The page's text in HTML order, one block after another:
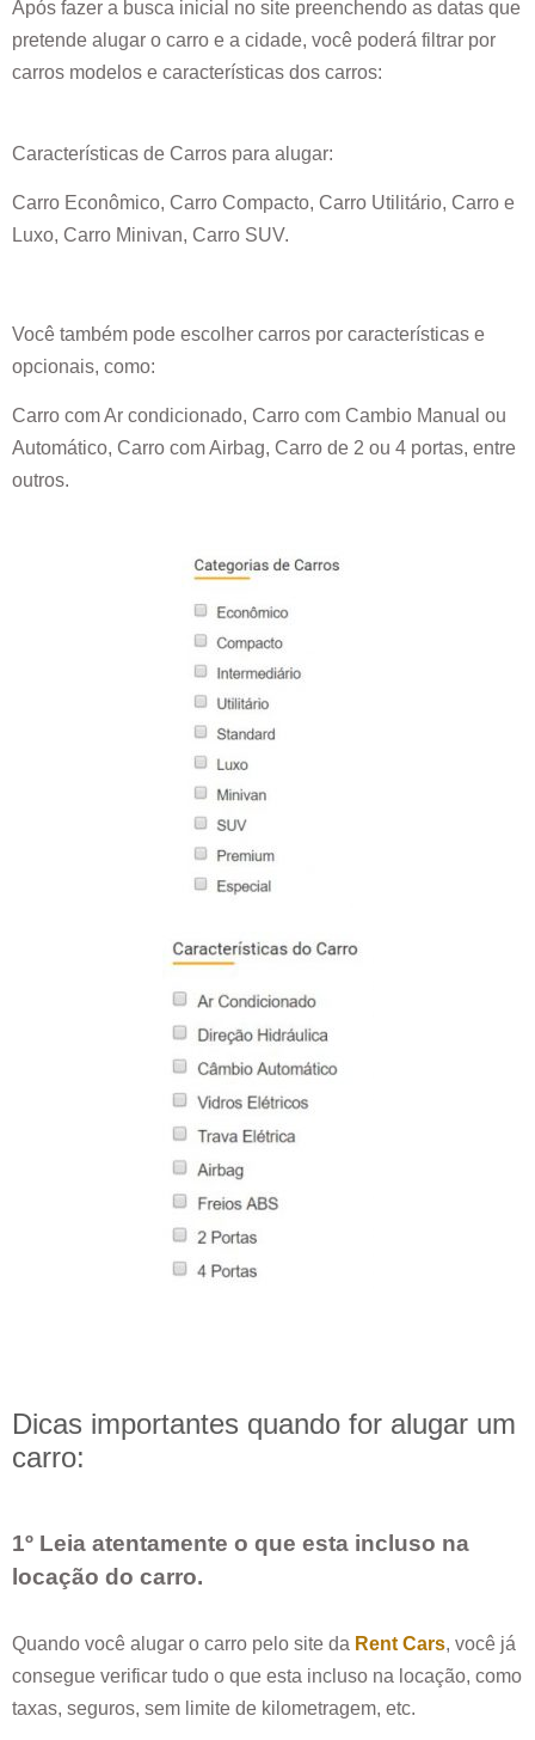
Após fazer a busca inicial no site preenchendo as datas que
pretende alugar o carro e a cidade, você poderá filtrar por
carros modelos e características dos carros:
Características de Carros para alugar:
Carro Econômico, Carro Compacto, Carro Utilitário, Carro e
Luxo, Carro Minivan, Carro SUV.
Você também pode escolher carros por características e
opcionais, como:
Carro com Ar condicionado, Carro com Cambio Manual ou
Automático, Carro com Airbag, Carro de 2 ou 4 portas, entre
outros.
Dicas importantes quando for alugar um
carro:
1º Leia atentamente o que esta incluso na
locação do carro.
Quando você alugar o carro pelo site da Rent Cars, você já
consegue verificar tudo o que esta incluso na locação, como
taxas, seguros, sem limite de kilometragem, etc.